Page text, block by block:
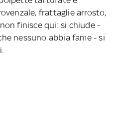
frattaglie arrosto,
finisce qui: si chiude -
nessuno abbia fame - si